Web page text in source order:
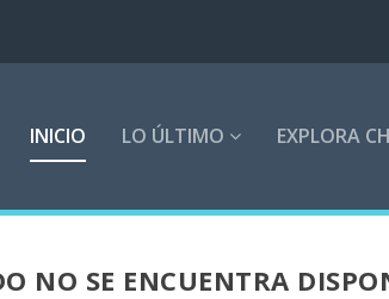
INICIO LO ÚLTIMO EXPLORA
NO SE ENCUENTRA